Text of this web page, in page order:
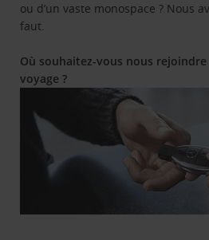
ou d’un vaste monospace ? Nous
faut.
Où souhaitez-vous nous
voyage ?